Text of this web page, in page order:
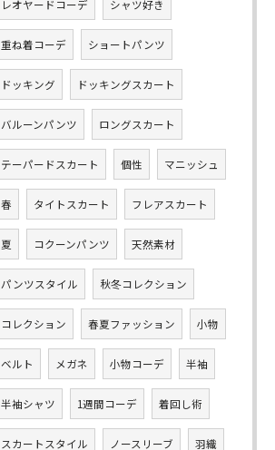
レオヤードコーデ シャツ好き
重ね着コーデ ショートパンツ
ドッキング ドッキングスカート
バルーンパンツ ロングスカート
テーパードスカート 個性 マニッシュ
春 タイトスカート フレアスカート
夏 コクーンパンツ 天然素材
パンツスタイル 秋冬コレクション
コレクション 春夏ファッション 小物
ベルト メガネ 小物コーデ 半袖
半袖シャツ 1週間コーデ 着回し術
スカートスタイル ノースリーブ 羽織